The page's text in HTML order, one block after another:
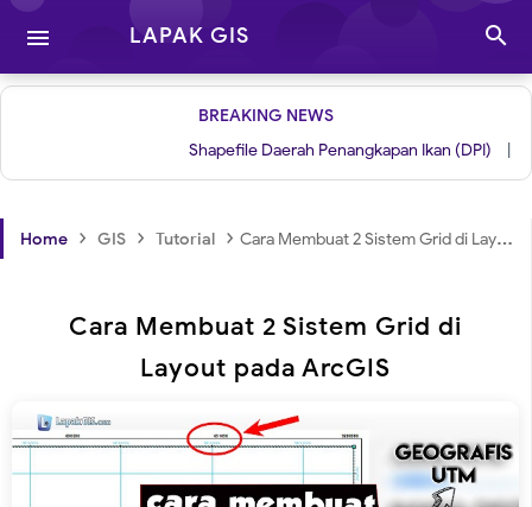
 LAPAK GIS 
BREAKING NEWS
Shapefile Daerah Penangkapan Ikan (DPI) | Grid
Home › GIS › Tutorial › Cara Membuat 2 Sistem Grid di Layout pada ArcGIS
Cara Membuat 2 Sistem Grid di
Layout pada ArcGIS